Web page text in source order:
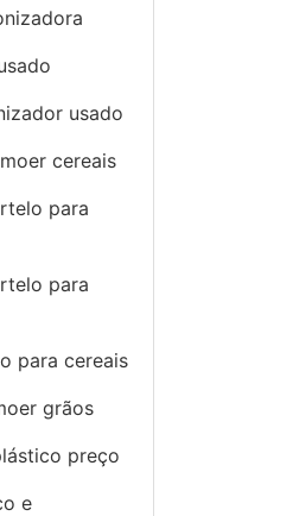
usado
cereais
para
para
para cereais
grãos
preço
e